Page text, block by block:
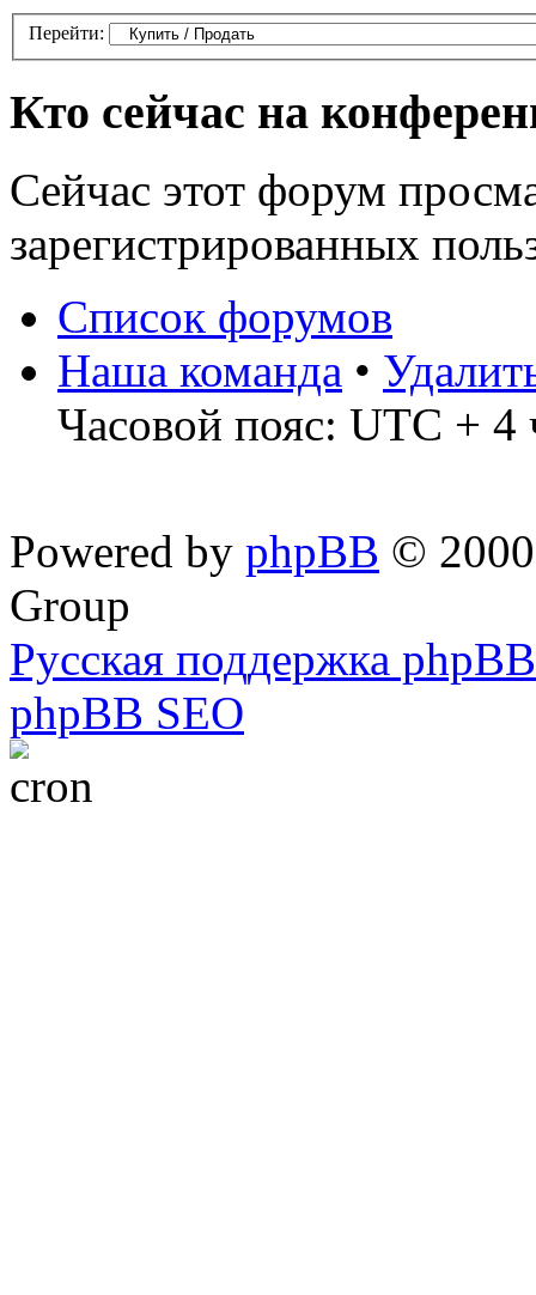
Перейти:
Кто сейчас на
Сейчас этот форум
зарегистрированных
Список форумов
Наша команда •
Часовой пояс: UTC + 4
Powered by phpBB ©
Group
Русская поддержка phpBB
phpBB SEO